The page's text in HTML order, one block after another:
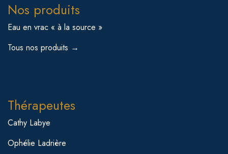
Nos produits
Eau en vrac « à la source »
Tous nos produits →
Thérapeutes
Cathy Labye
Ophélie Ladrière